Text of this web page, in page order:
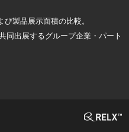
製品展示面積の比較。
同出展するグループ企業・パート